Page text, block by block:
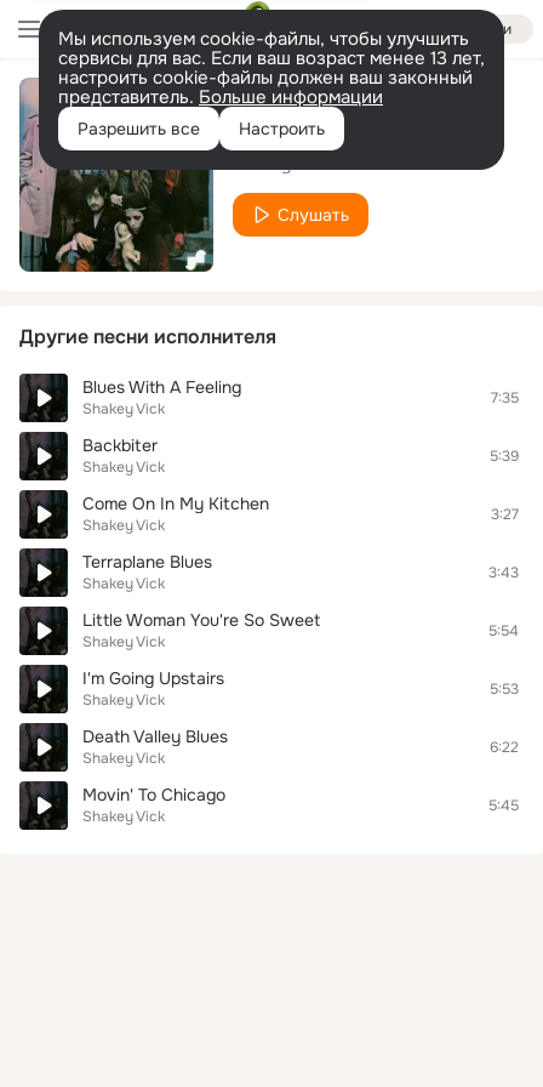
Войти
Мы используем cookie-файлы, чтобы улучшить
сервисы для вас. Если ваш возраст менее 13 лет,
настроить cookie-файлы должен ваш законный
представитель. Больше информации
Разрешить все Настроить
Crossroads Blues
Слушать
Другие песни исполнителя
Blues With A Feeling
Shakey Vick
7:35
Backbiter
Shakey Vick
5:39
Come On In My Kitchen
Shakey Vick
3:27
Terraplane Blues
Shakey Vick
3:43
Little Woman You're So Sweet
Shakey Vick
5:54
I'm Going Upstairs
Shakey Vick
5:53
Death Valley Blues
Shakey Vick
6:22
Movin' To Chicago
Shakey Vick
5:45